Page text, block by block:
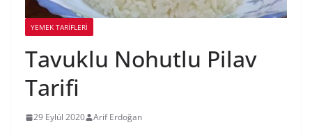
YEMEK TARİFLERİ
Tavuklu Nohutlu Pilav
Tarifi
29 Eylül 2020 Arif Erdoğan